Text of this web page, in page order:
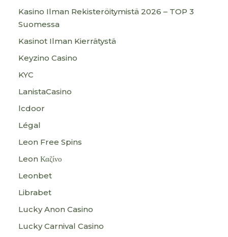
Kasino Ilman Rekisteröitymistä 2026 – TOP 3
Suomessa
Kasinot Ilman Kierrätystä
Keyzino Casino
KYC
LanistaCasino
lcdoor
Légal
Leon Free Spins
Leon Καζίνο
Leonbet
Librabet
Lucky Anon Casino
Lucky Carnival Casino